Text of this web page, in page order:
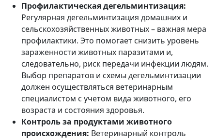
Профилактическая дегельминтизация:
Регулярная дегельминтизация домашних и
сельскохозяйственных животных – важная мера
профилактики. Это помогает снизить уровень
зараженности животных паразитами и,
следовательно, риск передачи инфекции людям.
Выбор препаратов и схемы дегельминтизации
должен осуществляться ветеринарным
специалистом с учетом вида животного, его
возраста и состояния здоровья.
Контроль за продуктами животного
происхождения: Ветеринарный контроль